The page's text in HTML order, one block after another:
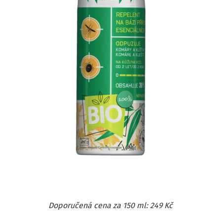
Doporučená cena za 150 ml: 249 Kč